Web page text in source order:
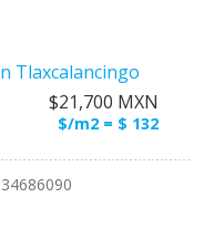
Tlaxcalancingo
$21,700 MXN
$/m2 = $ 132